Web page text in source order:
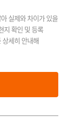
실제와 차이가 있을
지 확인 및 등록
상세히 안내해